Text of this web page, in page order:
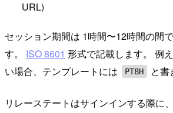
URL)
セッション期間は 1時間〜12時間の間
す。 ISO 8601 形式で記載します。 例
い場合、テンプレートには
PT8H と書
リレーステートはサインインする際に